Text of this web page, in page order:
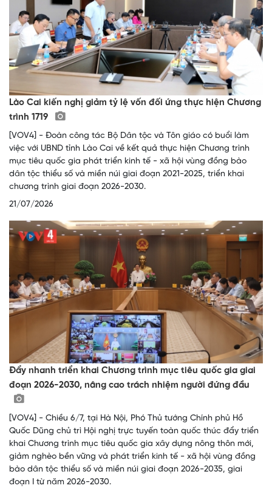
Lào Cai kiến nghị giảm tỷ lệ vốn đối ứng thực hiện Chương
trình 1719
[VOV4] - Đoàn công tác Bộ Dân tộc và Tôn giáo có buổi làm
việc với UBND tỉnh Lào Cai về kết quả thực hiện Chương trình
mục tiêu quốc gia phát triển kinh tế - xã hội vùng đồng bào
dân tộc thiểu số và miền núi giai đoạn 2021-2025, triển khai
chương trình giai đoạn 2026-2030.
21/07/2026
Đẩy nhanh triển khai Chương trình mục tiêu quốc gia giai
đoạn 2026-2030, nâng cao trách nhiệm người đứng đầu
[VOV4] - Chiều 6/7, tại Hà Nội, Phó Thủ tướng Chính phủ Hồ
Quốc Dũng chủ trì Hội nghị trực tuyến toàn quốc thúc đẩy triển
khai Chương trình mục tiêu quốc gia xây dựng nông thôn mới,
giảm nghèo bền vững và phát triển kinh tế - xã hội vùng đồng
bào dân tộc thiểu số và miền núi giai đoạn 2026-2035, giai
đoạn I từ năm 2026-2030.